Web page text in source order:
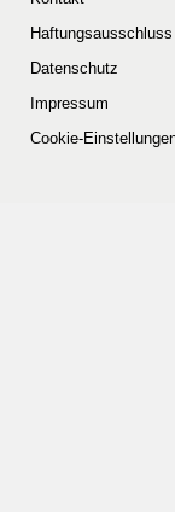
Haftungsausschluss
Datenschutz
Impressum
Cookie-